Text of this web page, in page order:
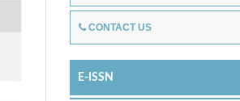
CONTACT US
E-ISSN